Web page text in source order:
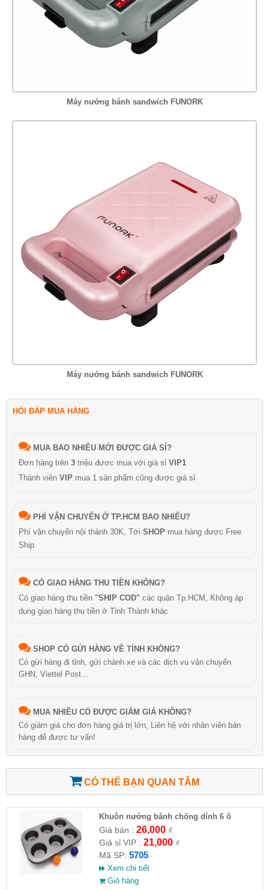
Máy nướng bánh sandwich FUNORK
Máy nướng bánh sandwich FUNORK
HỎI ĐÁP MUA HÀNG
MUA BAO NHIÊU MỚI ĐƯỢC GIÁ SỈ?
Đơn hàng trên 3 triệu được mua với giá sỉ VIP1
Thành viên VIP mua 1 sản phẩm cũng được giá sỉ
PHÍ VẬN CHUYỂN Ở TP.HCM BAO NHIÊU?
Phí vận chuyển nội thành 30K, Tới SHOP mua hàng được Free
Ship
CÓ GIAO HÀNG THU TIỀN KHÔNG?
Có giao hàng thu tiền "SHIP COD" các quận Tp.HCM, Không áp
dụng giao hàng thu tiền ở Tỉnh Thành khác
SHOP CÓ GỬI HÀNG VỀ TỈNH KHÔNG?
Có gửi hàng đi tỉnh, gửi chành xe và các dịch vụ vận chuyển
GHN, Viettel Post…
MUA NHIỀU CÓ ĐƯỢC GIẢM GIÁ KHÔNG?
Có giảm giá cho đơn hàng giá trị lớn, Liên hệ với nhân viên bán
hàng để được tư vấn!
CÓ THỂ BẠN QUAN TÂM
Khuôn nướng bánh chống dính 6 ô
Giá bán : 26,000₫
Giá sỉ VIP : 21,000₫
Mã SP: 5705
Xem chi tiết
Giỏ hàng